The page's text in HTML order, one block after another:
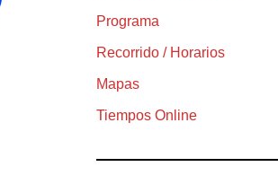
Programa
Recorrido / Horarios
Mapas
Tiempos Online